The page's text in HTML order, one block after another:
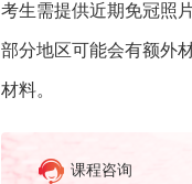
考生需提供近期免冠照
部分地区可能会有额外
材料。
课程咨询